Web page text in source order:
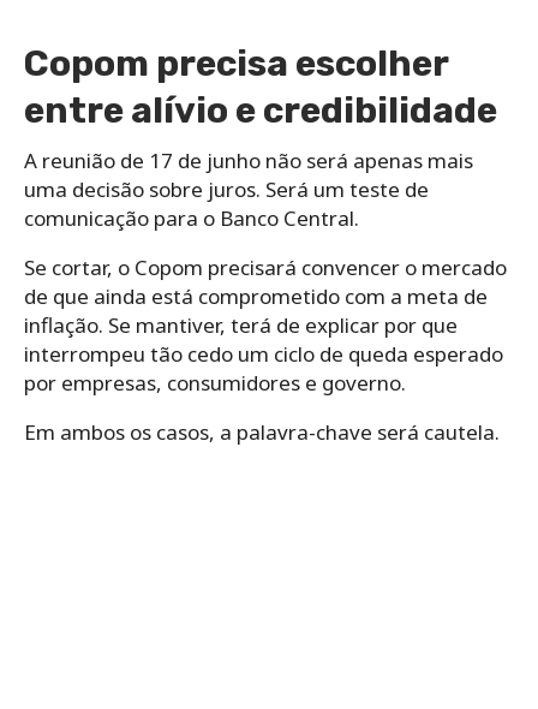
Copom precisa escolher
entre alívio e credibilidade
A reunião de 17 de junho não será apenas mais
uma decisão sobre juros. Será um teste de
comunicação para o Banco Central.
Se cortar, o Copom precisará convencer o mercado
de que ainda está comprometido com a meta de
inflação. Se mantiver, terá de explicar por que
interrompeu tão cedo um ciclo de queda esperado
por empresas, consumidores e governo.
Em ambos os casos, a palavra-chave será cautela.